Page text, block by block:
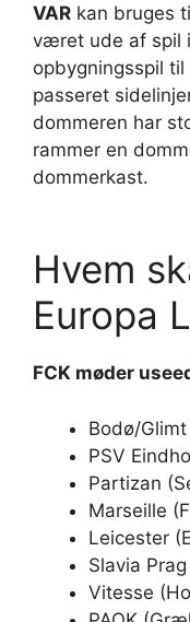
VAR kan bruges
været ude af spil
opbygningsspil
passeret
dommeren har
rammer en
dommerkast.
Hvem
Europa
FCK møder
Bodø/
PSV
Partizan
Marseille
Leicester
Slavia
Vitesse